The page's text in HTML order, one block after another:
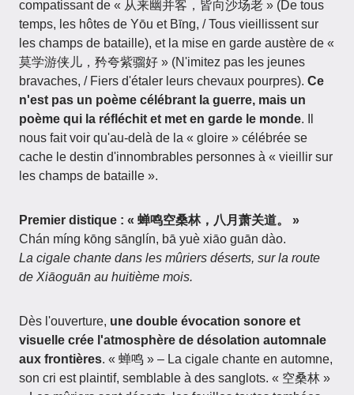
compatissant de « 从来幽并客，皆向沙场老 » (De tous
temps, les hôtes de Yōu et Bīng, / Tous vieillissent sur
les champs de bataille), et la mise en garde austère de «
莫学游侠儿，矜夸紫骝好 » (N'imitez pas les jeunes
bravaches, / Fiers d'étaler leurs chevaux pourpres). Ce
n'est pas un poème célébrant la guerre, mais un
poème qui la réfléchit et met en garde le monde. Il
nous fait voir qu'au-delà de la « gloire » célébrée se
cache le destin d'innombrables personnes à « vieillir sur
les champs de bataille ».
Premier distique : « 蝉鸣空桑林，八月萧关道。 »
Chán míng kōng sānglín, bā yuè xiāo guān dào.
La cigale chante dans les mûriers déserts, sur la route
de Xiāoguān au huitième mois.
Dès l'ouverture, une double évocation sonore et
visuelle crée l'atmosphère de désolation automnale
aux frontières. « 蝉鸣 » – La cigale chante en automne,
son cri est plaintif, semblable à des sanglots. « 空桑林 »